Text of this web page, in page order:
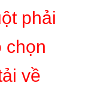
phải
chọn
về